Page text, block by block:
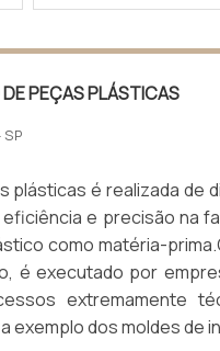
PEÇAS PLÁSTICAS
SP
plásticas é realizada de
e precisão na
como matéria-
é executado por
extremamente
exemplo dos moldes de